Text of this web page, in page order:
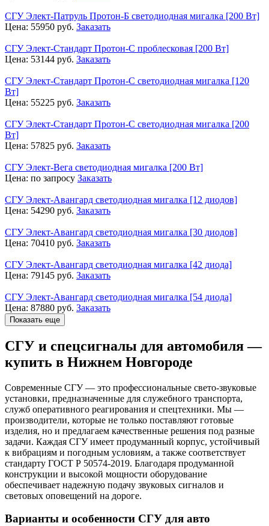
СГУ Элект-Патруль Протон-Б светодиодная мигалка [200 Вт]
Цена: 55950 руб. Заказать
СГУ Элект-Стандарт Протон-С проблесковая [200 Вт]
Цена: 53144 руб. Заказать
СГУ Элект-Стандарт Протон-С светодиодная мигалка [120
Вт]
Цена: 55225 руб. Заказать
СГУ Элект-Стандарт Протон-С светодиодная мигалка [200
Вт]
Цена: 57825 руб. Заказать
СГУ Элект-Вега светодиодная мигалка [200 Вт]
Цена: по запросу Заказать
СГУ Элект-Авангард светодиодная мигалка [12 диодов]
Цена: 54290 руб. Заказать
СГУ Элект-Авангард светодиодная мигалка [30 диодов]
Цена: 70410 руб. Заказать
СГУ Элект-Авангард светодиодная мигалка [42 диода]
Цена: 79145 руб. Заказать
СГУ Элект-Авангард светодиодная мигалка [54 диода]
Цена: 87880 руб. Заказать
Показать еще
СГУ и спецсигналы для автомобиля —
купить в Нижнем Новгороде
Современные СГУ — это профессиональные свето-звуковые
установки, предназначенные для служебного транспорта,
служб оперативного реагирования и спецтехники. Мы —
производители, которые не только поставляют готовые
изделия, но и предлагаем качественные решения под разные
задачи. Каждая СГУ имеет продуманный корпус, устойчивый
к вибрациям и погодным условиям, а также соответствует
стандарту ГОСТ Р 50574-2019. Благодаря продуманной
конструкции и высокой мощности оборудование
обеспечивает надежную подачу звуковых сигналов и
световых оповещений на дороге.
Варианты и особенности СГУ для авто